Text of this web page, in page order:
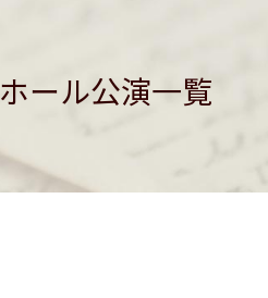
ホール公演一覧